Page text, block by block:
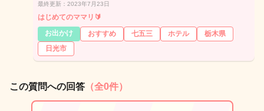
最終更新：2023年7月23日
はじめてのママリ🔰
お出かけ
おすすめ 七五三 ホテル
栃木県
日光市
この質問への回答 （全0件）